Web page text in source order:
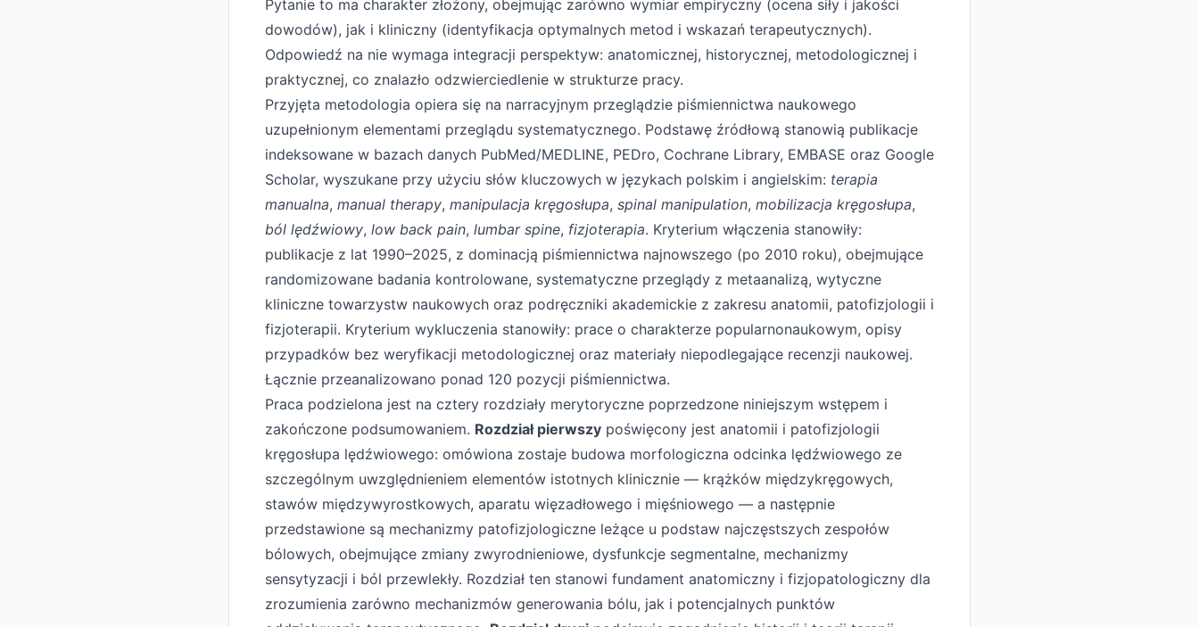
Pytanie to ma charakter złożony, obejmując zarówno wymiar empiryczny (ocena siły i jakości
dowodów), jak i kliniczny (identyfikacja optymalnych metod i wskazań terapeutycznych).
Odpowiedź na nie wymaga integracji perspektyw: anatomicznej, historycznej, metodologicznej i
praktycznej, co znalazło odzwierciedlenie w strukturze pracy.
Przyjęta metodologia opiera się na narracyjnym przeglądzie piśmiennictwa naukowego
uzupełnionym elementami przeglądu systematycznego. Podstawę źródłową stanowią publikacje
indeksowane w bazach danych PubMed/MEDLINE, PEDro, Cochrane Library, EMBASE oraz Google
Scholar, wyszukane przy użyciu słów kluczowych w językach polskim i angielskim: terapia
manualna, manual therapy, manipulacja kręgosłupa, spinal manipulation, mobilizacja kręgosłupa,
ból lędźwiowy, low back pain, lumbar spine, fizjoterapia. Kryterium włączenia stanowiły:
publikacje z lat 1990–2025, z dominacją piśmiennictwa najnowszego (po 2010 roku), obejmujące
randomizowane badania kontrolowane, systematyczne przeglądy z metaanalizą, wytyczne
kliniczne towarzystw naukowych oraz podręczniki akademickie z zakresu anatomii, patofizjologii i
fizjoterapii. Kryterium wykluczenia stanowiły: prace o charakterze popularnonaukowym, opisy
przypadków bez weryfikacji metodologicznej oraz materiały niepodlegające recenzji naukowej.
Łącznie przeanalizowano ponad 120 pozycji piśmiennictwa.
Praca podzielona jest na cztery rozdziały merytoryczne poprzedzone niniejszym wstępem i
zakończone podsumowaniem. Rozdział pierwszy poświęcony jest anatomii i patofizjologii
kręgosłupa lędźwiowego: omówiona zostaje budowa morfologiczna odcinka lędźwiowego ze
szczególnym uwzględnieniem elementów istotnych klinicznie — krążków międzykręgowych,
stawów międzywyrostkowych, aparatu więzadłowego i mięśniowego — a następnie
przedstawione są mechanizmy patofizjologiczne leżące u podstaw najczęstszych zespołów
bólowych, obejmujące zmiany zwyrodnieniowe, dysfunkcje segmentalne, mechanizmy
sensytyzacji i ból przewlekły. Rozdział ten stanowi fundament anatomiczny i fizjopatologiczny dla
zrozumienia zarówno mechanizmów generowania bólu, jak i potencjalnych punktów